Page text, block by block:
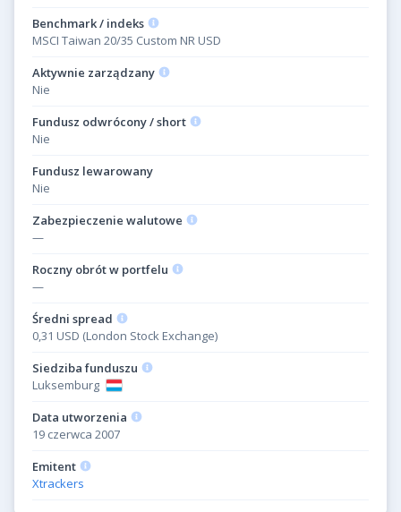
Benchmark / indeks
MSCI Taiwan 20/35 Custom NR USD
Aktywnie zarządzany
Nie
Fundusz odwrócony / short
Nie
Fundusz lewarowany
Nie
Zabezpieczenie walutowe
—
Roczny obrót w portfelu
—
Średni spread
0,31 USD (London Stock Exchange)
Siedziba funduszu
Luksemburg
Data utworzenia
19 czerwca 2007
Emitent
Xtrackers